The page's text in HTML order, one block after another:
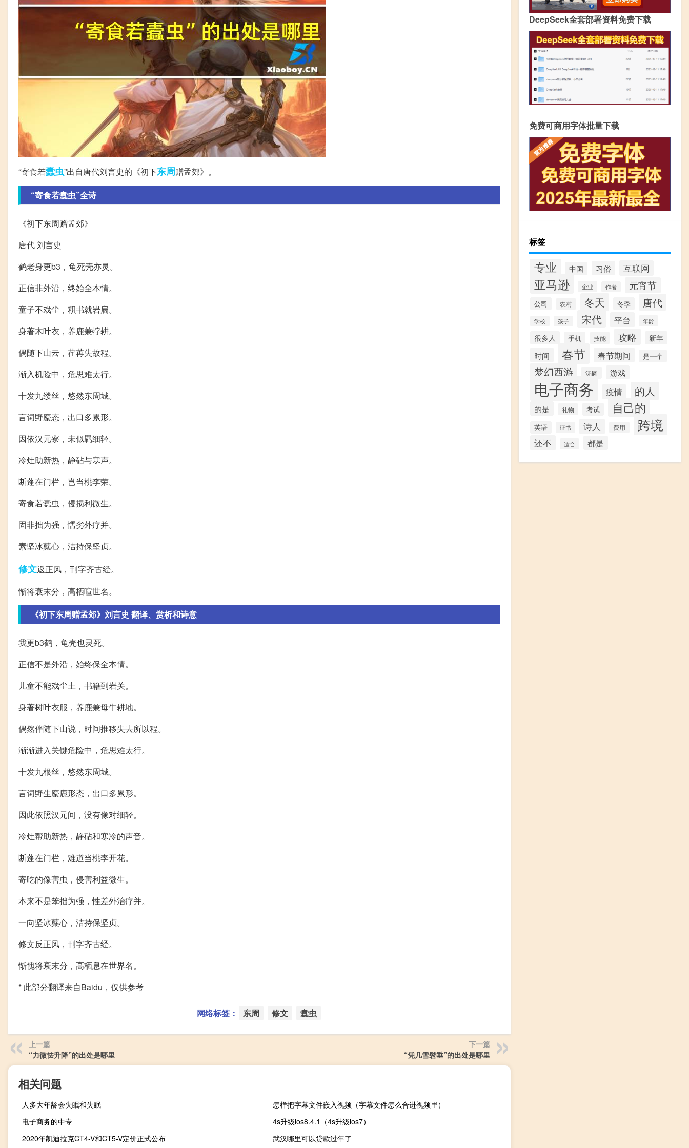
“寄食若蠹虫”出自唐代刘言史的《初下东周赠孟郊》。
“寄食若蠹虫”全诗
《初下东周赠孟郊》
唐代 刘言史
鹤老身更b3，龟死壳亦灵。
正信非外沿，终始全本情。
童子不戏尘，积书就岩扃。
身著木叶衣，养鹿兼牸耕。
偶随下山云，荏苒失故程。
渐入机险中，危思难太行。
十发九缕丝，悠然东周城。
言词野麋态，出口多累形。
因依汉元寮，未似羁细轻。
冷灶助新热，静砧与寒声。
断蓬在门栏，岂当桃李荣。
寄食若蠹虫，侵损利微生。
固非拙为强，懦劣外疗并。
素坚冰蘖心，洁持保坚贞。
修文返正风，刊字齐古经。
惭将衰末分，高栖喧世名。
《初下东周赠孟郊》刘言史 翻译、赏析和诗意
我更b3鹤，龟壳也灵死。
正信不是外沿，始终保全本情。
儿童不能戏尘土，书籍到岩关。
身著树叶衣服，养鹿兼母牛耕地。
偶然伴随下山说，时间推移失去所以程。
渐渐进入关键危险中，危思难太行。
十发九根丝，悠然东周城。
言词野生麋鹿形态，出口多累形。
因此依照汉元间，没有像对细轻。
冷灶帮助新热，静砧和寒冷的声音。
断蓬在门栏，难道当桃李开花。
寄吃的像害虫，侵害利益微生。
本来不是笨拙为强，性差外治疗并。
一向坚冰蘖心，洁持保坚贞。
修文反正风，刊字齐古经。
惭愧将衰末分，高栖息在世界名。
* 此部分翻译来自Baidu，仅供参考
网络标签： 东周 修文 蠹虫
上一篇
“力微怯升降”的出处是哪里
下一篇
“凭几雪髫垂”的出处是哪里
相关问题
人多大年龄会失眠和失眠
怎样把字幕文件嵌入视频（字幕文件怎么合进视频里）
电子商务的中专
4s升级ios8.4.1（4s升级ios7）
2020年凯迪拉克CT4-V和CT5-V定价正式公布
武汉哪里可以贷款过年了
DeepSeek全套部署资料免费下载
免费可商用字体批量下载
标签
专业 中国 习俗 互联网
亚马逊 企业 作者 元宵节
公司 农村 冬天 冬季 唐代
学校 孩子 宋代 平台 年龄
很多人 手机 技能 攻略 新年
时间 春节 春节期间 是一个
梦幻西游 汤圆 游戏
电子商务 疫情 的人
的是 礼物 考试 自己的
英语 证书 诗人 费用 跨境
还不 适合 都是